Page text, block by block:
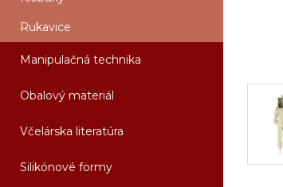
Rukavice
Manipulačná technika
Obalový materiál
Včelárska literatúra
Silikónové formy